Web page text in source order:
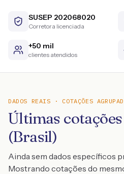
SUSEP 202068020
Corretora licenciada
+50 mil
clientes atendidos
DADOS REAIS · COTAÇÕES
Últimas
(Brasil)
Ainda sem dados específicos
Mostrando cotações do